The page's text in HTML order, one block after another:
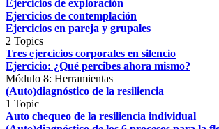
Ejercicios de exploración
Ejercicios de contemplación
Ejercicios en pareja y grupales
2 Topics
Tres ejercicios corporales en silencio
Ejercicio: ¿Qué percibes ahora mismo?
Módulo 8: Herramientas
(Auto)diagnóstico de la resiliencia
1 Topic
Auto chequeo de la resiliencia individual